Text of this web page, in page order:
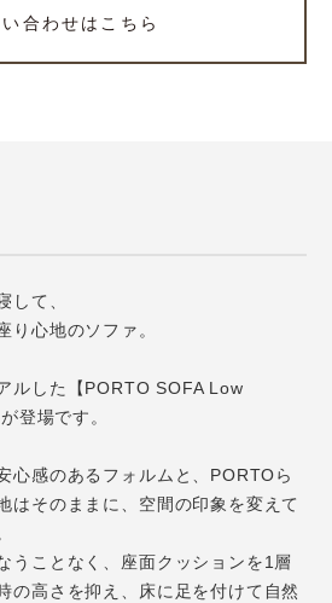
合わせはこちら
して、
り心地のソファ。
ルした【PORTO SOFA Low
登場です。
心感のあるフォルムと、PORTOら
はそのままに、空間の印象を変えて
うことなく、座面クッションを1層
の高さを抑え、床に足を付けて自然